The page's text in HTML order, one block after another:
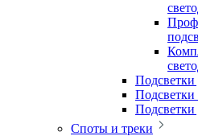
Подсветки
Подсветки
Споты и треки